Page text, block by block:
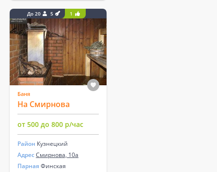
До 20 5 1
Баня
На Смирнова
от 500 до 800 р/час
Район Кузнецкий
АдресСмирнова, 10а
Парная Финская